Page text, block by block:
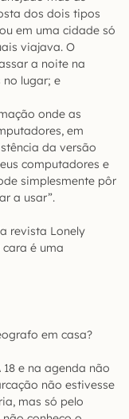
dos dois tipos
em uma cidade só
viajava. O
a noite na
lugar; e
onde as
em
da versão
computadores e
simplesmente pôr
a usar”.
revista Lonely
cara é uma
em casa?
e na agenda não
não estivesse
mas só pelo